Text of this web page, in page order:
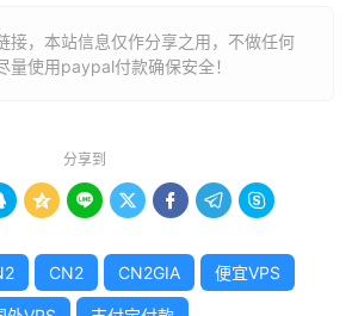
接，本站信息仅作分享之用，不做任何
量使用paypal付款确保安全！
分享到
     
CN2 CN2GIA 便宜VPS